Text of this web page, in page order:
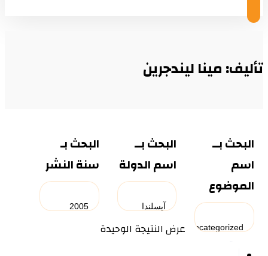
تأليف: مينا ليندجرين
البحث بــ
اسم
الموضوع
البحث بــ
اسم الدولة
البحث بـ
سنة النشر
عرض النتيجة الوحيدة